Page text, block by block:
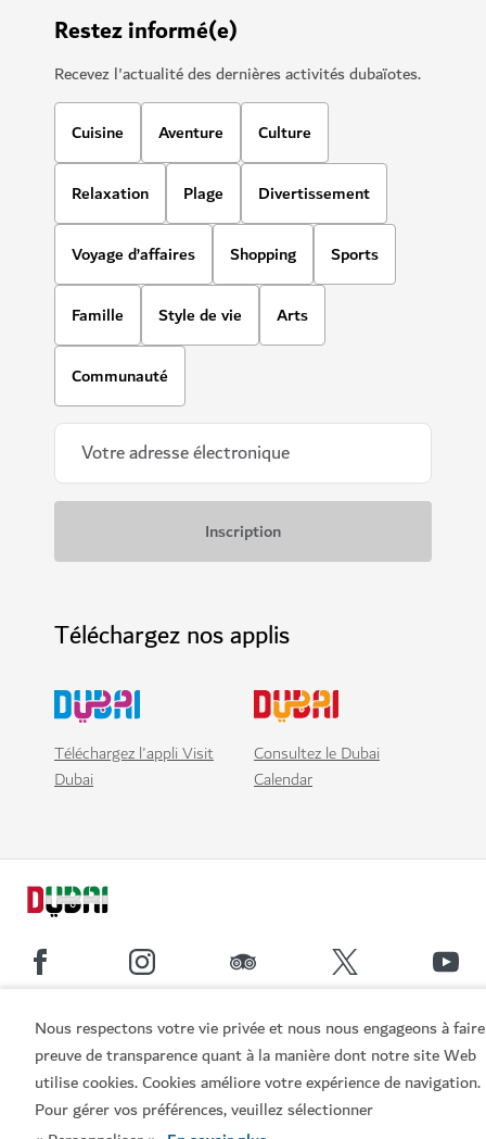
Nous respectons votre vie privée et nous nous engageons à faire
preuve de transparence quant à la manière dont notre site Web
utilise cookies. Cookies améliore votre expérience de navigation.
Pour gérer vos préférences, veuillez sélectionner
Restez informé(e)
Recevez l'actualité des dernières activités dubaïotes.
Cuisine Aventure Culture
Relaxation Plage Divertissement
Voyage d’affaires Shopping Sports
Famille Style de vie Arts
Communauté
Téléchargez nos applis
Téléchargez l'appli Visit
Dubai
Consultez le Dubai
Calendar
Liens populaires
Informations utiles